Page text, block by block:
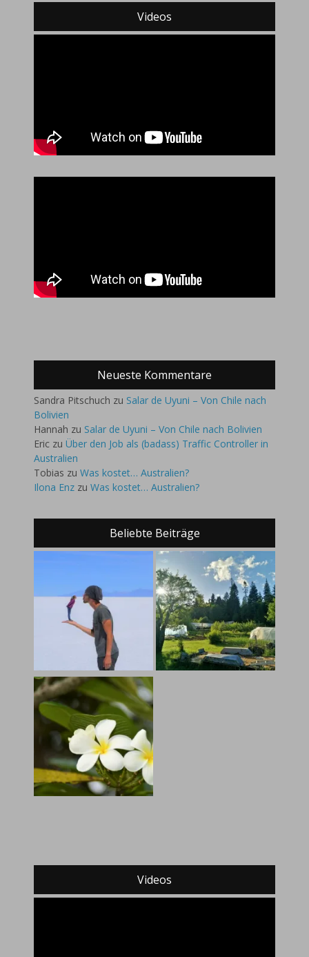
Videos
Neueste Kommentare
Sandra Pitschuch zu Salar de Uyuni – Von Chile nach
Bolivien
Hannah zu Salar de Uyuni – Von Chile nach Bolivien
Eric zu Über den Job als (badass) Traffic Controller in
Australien
Tobias zu Was kostet… Australien?
Ilona Enz zu Was kostet… Australien?
Beliebte Beiträge
Videos